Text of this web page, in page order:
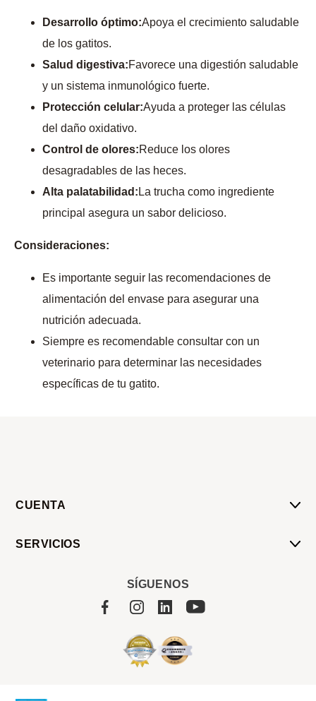
Desarrollo óptimo:Apoya el crecimiento saludable
de los gatitos.
Salud digestiva:Favorece una digestión saludable
y un sistema inmunológico fuerte.
Protección celular:Ayuda a proteger las células
del daño oxidativo.
Control de olores:Reduce los olores
desagradables de las heces.
Alta palatabilidad: La trucha como ingrediente
principal asegura un sabor delicioso.
Consideraciones:
Es importante seguir las recomendaciones de
alimentación del envase para asegurar una
nutrición adecuada.
Siempre es recomendable consultar con un
veterinario para determinar las necesidades
específicas de tu gatito.
CUENTA
SERVICIOS
SÍGUENOS